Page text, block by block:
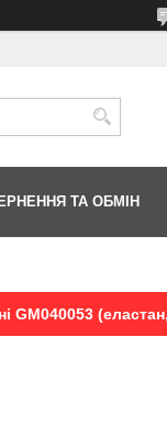
ТА ОБМІН
GM040053